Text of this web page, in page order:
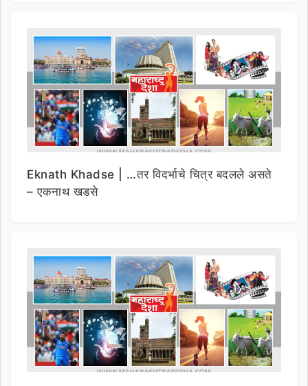
Eknath Khadse | …तर विदर्भाचे चित्र बदलले असते
– एकनाथ खडसे